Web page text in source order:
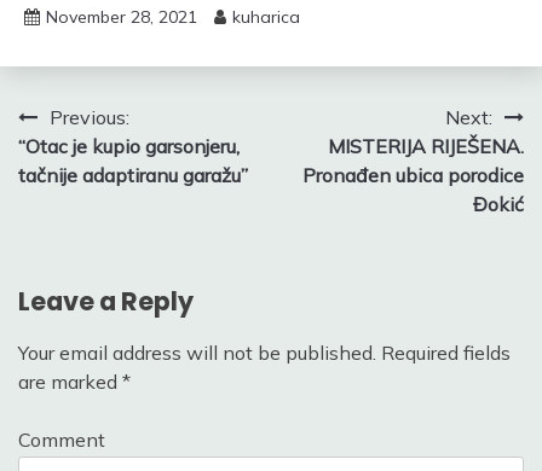
November 28, 2021 kuharica
Post
navigation
Previous:
“Otac je kupio garsonjeru,
tačnije adaptiranu garažu”
Next:
MISTERIJA RIJEŠENA.
Pronađen ubica porodice
Đokić
Leave a Reply
Your email address will not be published. Required fields
are marked *
Comment